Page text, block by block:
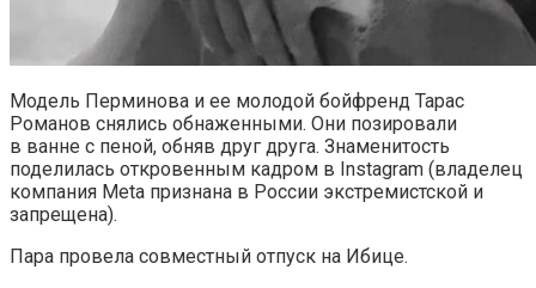
Модель Перминова и ее молодой бойфренд Тарас
Романов снялись обнаженными. Они позировали
в ванне с пеной, обняв друг друга. Знаменитость
поделилась откровенным кадром в Instagram (владелец
компания Meta признана в России экстремистской и
запрещена).
Пара провела совместный отпуск на Ибице.